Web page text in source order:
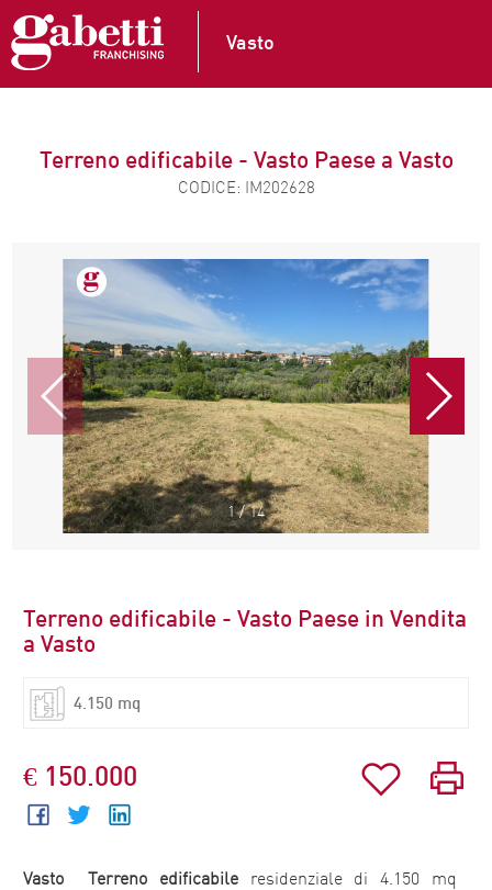
Vasto
Terreno edificabile - Vasto Paese a Vasto
CODICE: IM202628
1/14
Terreno edificabile - Vasto Paese in Vendita
a Vasto
4.150 mq
€ 150.000
Vasto Terreno edificabileresidenziale di 4.150 mq 